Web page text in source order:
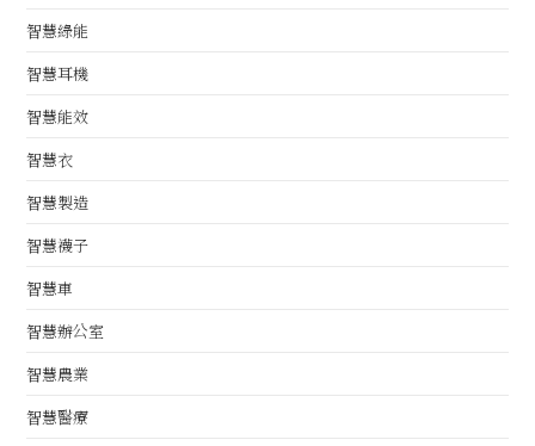
智慧綠能
智慧耳機
智慧能效
智慧衣
智慧製造
智慧襪子
智慧車
智慧辦公室
智慧農業
智慧醫療